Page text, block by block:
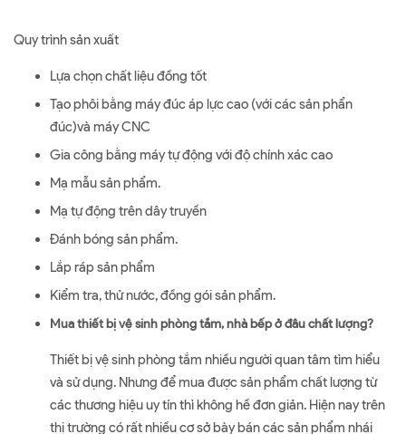
Quy trình sản xuất
Lựa chọn chất liệu đồng tốt
Tạo phôi bằng máy đúc áp lực cao (với các sản phẩn
đúc)và máy CNC
Gia công bằng máy tự động với độ chính xác cao
Mạ mẫu sản phẩm.
Mạ tự động trên dây truyền
Đánh bóng sản phẩm.
Lắp ráp sản phẩm
Kiểm tra, thử nước, đồng gói sản phẩm.
Mua thiết bị vệ sinh phòng tắm, nhà bếp ở đâu chất lượng?
Thiết bị vệ sinh phòng tắm nhiều người quan tâm tìm hiểu
và sử dụng. Nhưng để mua được sản phẩm chất lượng từ
các thương hiệu uy tín thì không hề đơn giản. Hiện nay trên
thị trường có rất nhiều cơ sở bày bán các sản phẩm nhái